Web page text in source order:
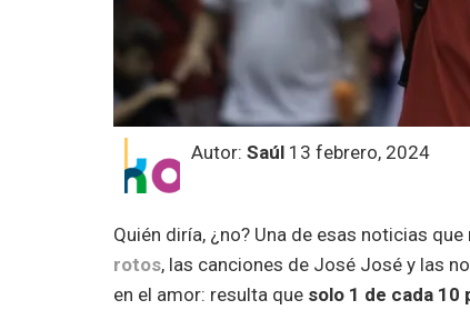
Autor: Saúl 13 febrero, 2024
Quién diría, ¿no? Una de esas noticias
rotos, las canciones de José José y las
en el amor: resulta que solo 1 de cada